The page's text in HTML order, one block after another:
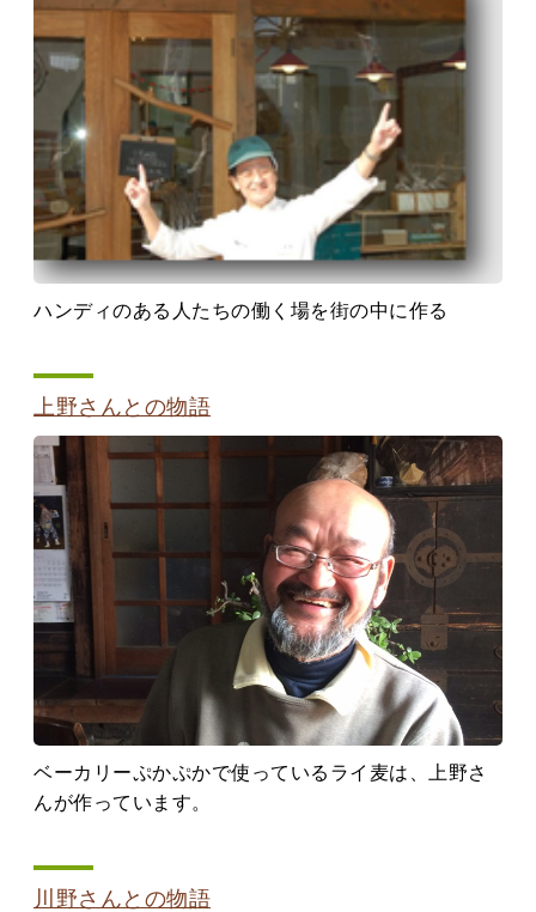
ハンディのある人たちの働く場を街の中に作る
上野さんとの物語
ベーカリーぷかぷかで使っているライ麦は、上野さ
んが作っています。
川野さんとの物語